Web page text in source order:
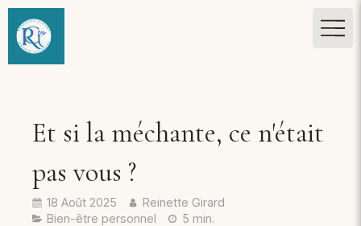
Et si la méchante, ce n'était
pas vous ?
18 Août 2025
Reinette Girard
Bien-être personnel
5 min.